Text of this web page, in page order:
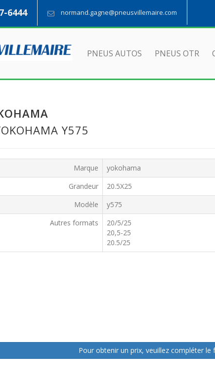
6444 normand.gagne@pneusvillemaire.com
PNEUS AUTOS PNEUS OTR
Y575
Marque
yokohama
Grandeur
20.5X25
Modèle
y575
Autres formats
20/5/25
20,5-25
20.5/25
Pour obtenir un prix, veuillez compléter